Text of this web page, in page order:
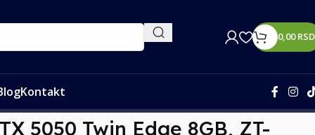
0,00RSD
Kontakt
5050 Twin Edge 8GB, ZT-